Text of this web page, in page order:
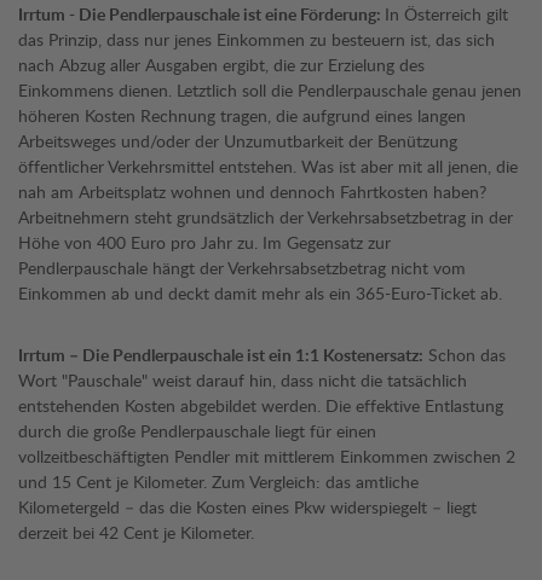
Irrtum - Die Pendlerpauschale ist eine Förderung: In Österreich gilt
das Prinzip, dass nur jenes Einkommen zu besteuern ist, das sich
nach Abzug aller Ausgaben ergibt, die zur Erzielung des
Einkommens dienen. Letztlich soll die Pendlerpauschale genau jenen
höheren Kosten Rechnung tragen, die aufgrund eines langen
Arbeitsweges und/oder der Unzumutbarkeit der Benützung
öffentlicher Verkehrsmittel entstehen. Was ist aber mit all jenen, die
nah am Arbeitsplatz wohnen und dennoch Fahrtkosten haben?
Arbeitnehmern steht grundsätzlich der Verkehrsabsetzbetrag in der
Höhe von 400 Euro pro Jahr zu. Im Gegensatz zur
Pendlerpauschale hängt der Verkehrsabsetzbetrag nicht vom
Einkommen ab und deckt damit mehr als ein 365-Euro-Ticket ab.
Irrtum – Die Pendlerpauschale ist ein 1:1 Kostenersatz: Schon das
Wort "Pauschale" weist darauf hin, dass nicht die tatsächlich
entstehenden Kosten abgebildet werden. Die effektive Entlastung
durch die große Pendlerpauschale liegt für einen
vollzeitbeschäftigten Pendler mit mittlerem Einkommen zwischen 2
und 15 Cent je Kilometer. Zum Vergleich: das amtliche
Kilometergeld – das die Kosten eines Pkw widerspiegelt – liegt
derzeit bei 42 Cent je Kilometer.